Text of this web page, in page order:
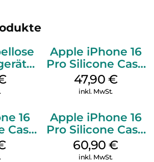
Apple iPhone 16
Pro Silicone Case
MagSafe Denim
47,90 €
inkl. MwSt.
16
Case
Apple iPhone 16
Pro Silicone Case
MagSafe Stone
Gray
60,90€
inkl. MwSt.